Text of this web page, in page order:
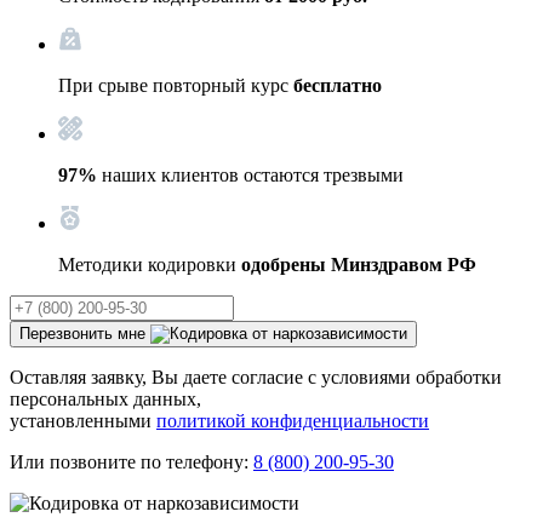
При срыве повторный курс бесплатно
97% наших клиентов остаются трезвыми
Методики кодировки одобрены Минздравом РФ
Перезвонить мне
Оставляя заявку, Вы даете согласие с условиями обработки
персональных данных,
установленными политикой конфиденциальности
Или позвоните по телефону: 8 (800) 200-95-30